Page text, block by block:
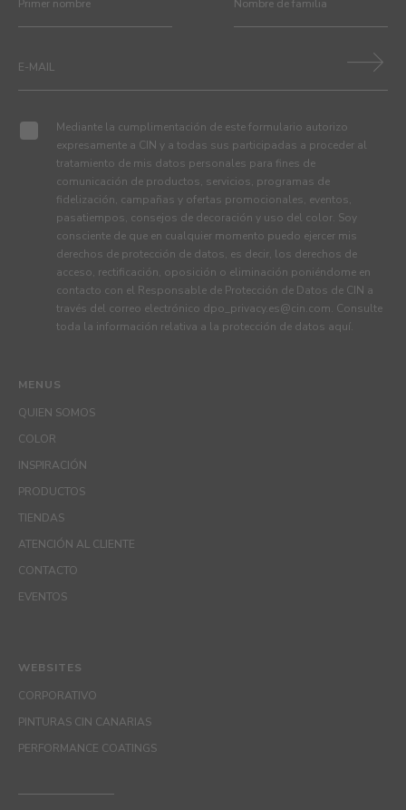
MENUS
QUIEN SOMOS
COLOR
INSPIRACIÓN
PRODUCTOS
TIENDAS
ATENCIÓN AL CLIENTE
CONTACTO
EVENTOS
Mediante la cumplimentación de este formulario autorizo
expresamente a CIN y a todas sus participadas a proceder al
tratamiento de mis datos personales para fines de
comunicación de productos, servicios, programas de
fidelización, campañas y ofertas promocionales, eventos,
pasatiempos, consejos de decoración y uso del color. Soy
consciente de que en cualquier momento puedo ejercer mis
derechos de protección de datos, es decir, los derechos de
acceso, rectificación, oposición o eliminación poniéndome en
contacto con el Responsable de Protección de Datos de CIN a
través del correo electrónico dpo_privacy.es@cin.com. Consulte
toda la información relativa a la protección de datos aquí.
WEBSITES
CORPORATIVO
PINTURAS CIN CANARIAS
PERFORMANCE COATINGS